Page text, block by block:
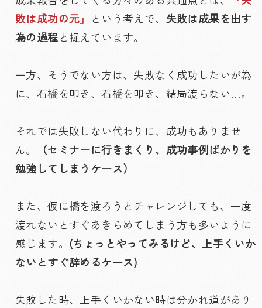
敗は成功の元」 という考えで、 失敗は成果を出す
為の過程と捉えています。
一方、そうでない方は、失敗なく成功したいが為
に、石橋を叩き、石橋を叩き、結局渡らない…。
それでは失敗しない代わりに、成功もありませ
ん。
（セミナーに行きまくり、成功事例ばかりを
勉強してしまうケース）
また、仮に橋を渡ろうとチャレンジしても、一度
渡れないとすぐあきらめてしまう方も多いように
感じます。 (ちょっとやってみるけど、上手くいか
ないとすぐ辞めるケース)
失敗した時、上手くいかない時は分かれ道があり